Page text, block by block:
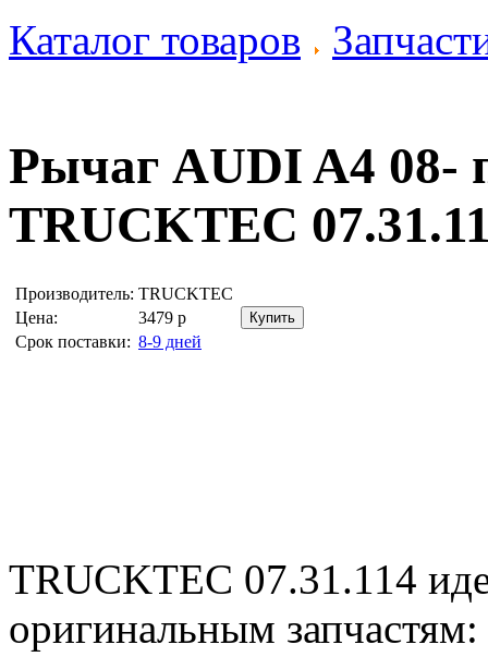
Каталог товаров
Рычаг AUDI A4 08-
TRUCKTEC
Производитель: TRUCKTEC
Цена:
3479 р
Срок поставки: 8-9 дней
TRUCKTEC 07.31.114
оригинальным запчастям: